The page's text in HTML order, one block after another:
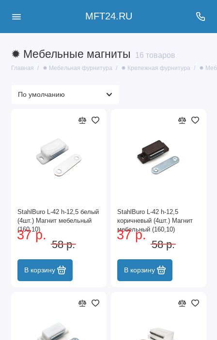
MFT24.RU
✹ Мебельные магниты 16 товаров
Главная ✹ Мебельная фурнитура ✹ Крепежная фурнитура ✹
StahlBuro L-42 h-12,5 белый
(4шт.) Магнит мебельный
(160,10)
37 р.
58 р.
В корзину
StahlBuro L-42 h-12,5
коричневый (4шт.) Магнит
мебельный (160,10)
37 р.
58 р.
В корзину